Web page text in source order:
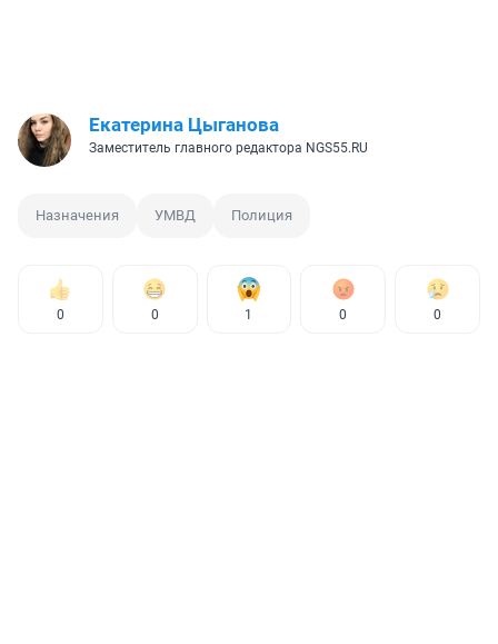
Екатерина Цыганова
Заместитель главного редактора NGS55.RU
Назначения УМВД Полиция
0 0 1 0 0